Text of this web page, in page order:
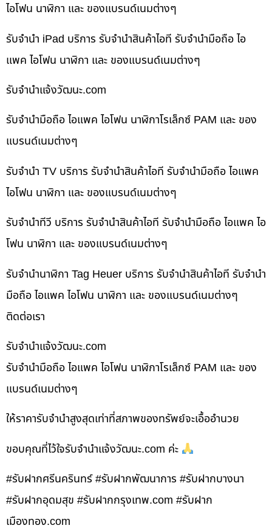
ไอโฟน นาฬิกา และ ของแบรนด์เนมต่างๆ
รับจำนำ iPad บริการ รับจำนำสินค้าไอที รับจำนำมือถือ ไอ
แพค ไอโฟน นาฬิกา และ ของแบรนด์เนมต่างๆ
รับจํานําแจ้งวัฒนะ.com
รับจำนำมือถือ ไอแพค ไอโฟน นาฬิกาโรเล็กซ์ PAM และ ของ
แบรนด์เนมต่างๆ
รับจำนำ TV บริการ รับจำนำสินค้าไอที รับจำนำมือถือ ไอแพค
ไอโฟน นาฬิกา และ ของแบรนด์เนมต่างๆ
รับจำนำทีวี บริการ รับจำนำสินค้าไอที รับจำนำมือถือ ไอแพค ไอ
โฟน นาฬิกา และ ของแบรนด์เนมต่างๆ
รับจำนำนาฬิกา Tag Heuer บริการ รับจำนำสินค้าไอที รับจำนำ
มือถือ ไอแพค ไอโฟน นาฬิกา และ ของแบรนด์เนมต่างๆ
ติดต่อเรา
รับจํานําแจ้งวัฒนะ.com
รับจำนำมือถือ ไอแพค ไอโฟน นาฬิกาโรเล็กซ์ PAM และ ของ
แบรนด์เนมต่างๆ
ให้ราคารับจำนำสูงสุดเท่าที่สภาพของทรัพย์จะเอื้ออำนวย
ขอบคุณที่ไว้ใจรับจำนำแจ้งวัฒนะ.com ค่ะ
#รับฝากศรีนครินทร์ #รับฝากพัฒนาการ #รับฝากบางนา
#รับฝากอุดมสุข #รับฝากกรุงเทพ.com #รับฝาก
เมืองทอง.com